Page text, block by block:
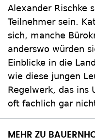
Alexander Rischke
Teilnehmer sein.
sich, manche
anderswo würden
Einblicke in die
wie diese jungen
Regelwerk, das ins
oft fachlich gar
MEHR ZU